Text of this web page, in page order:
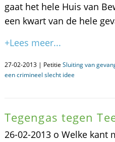
gaat het hele Huis van
een kwart van de hele
+Lees meer...
27-02-2013 | Petitie Sluiting van
een crimineel slecht idee
Tegengas tegen
26-02-2013 o Welke kant